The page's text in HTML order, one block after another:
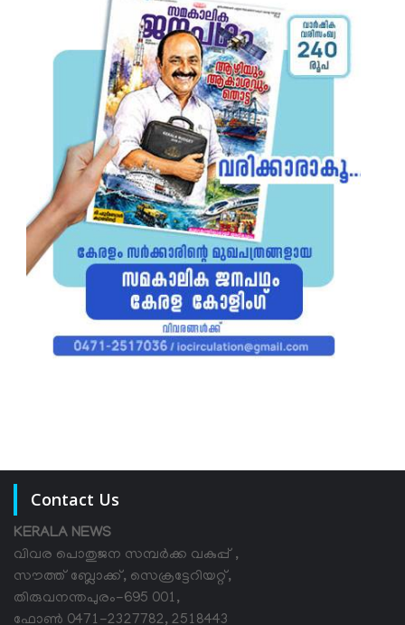
Contact Us
KERALA NEWS
വിവര പൊതുജന സമ്പര്‍ക്ക വകുപ്പ് ,
സൗത്ത് ബ്ലോക്ക്, സെക്രട്ടേറിയറ്റ്,
തിരുവനന്തപുരം-695 001,
ഫോൺ 0471-2327782, 2518443